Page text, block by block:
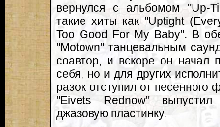
вернулся с альбомом "Up-
такие хиты как "Uptight
Too Good For My Baby". В
"Motown" танцевальным
соавтор, и вскоре он начал
себя, но и для других
разок отступил от
"Eivets Rednow" выпустил
джазовую пластинку.